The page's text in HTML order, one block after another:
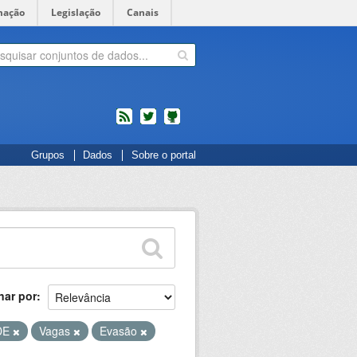
Legislação Canais
feed twitterCódigos
fonte
do
dados.gov.br
Grupos Dados Sobre o portal
por
Vagas Evasão